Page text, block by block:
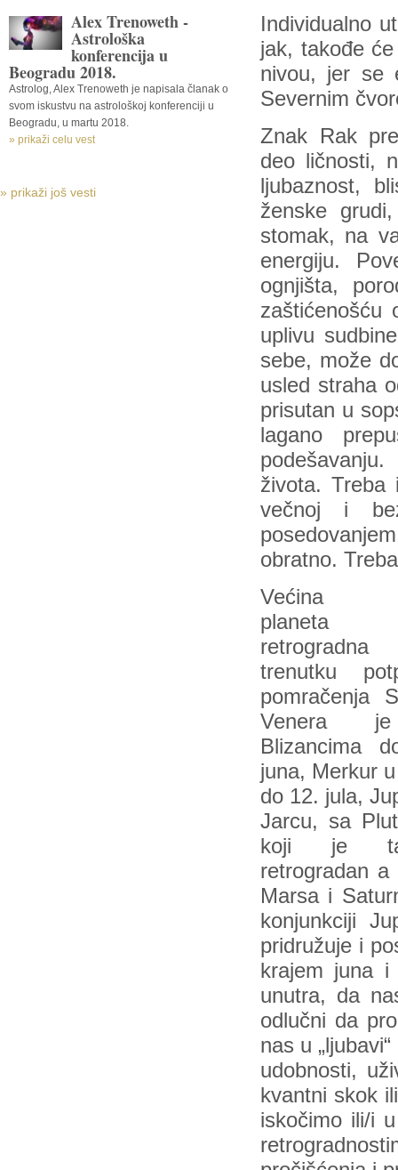
Alex Trenoweth -
Astrološka
konferencija u
Beogradu 2018.
Astrolog, Alex Trenoweth je napisala članak o
svom iskustvu na astrološkoj konferenciji u
Beogradu, u martu 2018.
» prikaži celu vest
» prikaži još vesti
Individualno
jak, takođe
nivou, jer se
Severnim
Znak Rak
deo ličnosti,
ljubaznost,
ženske
stomak, na
energiju.
ognjišta,
zaštićenošću
uplivu
sebe, može
usled straha
prisutan u
lagano
života. Treba
večnoj i
obratno.
Većina
trenutku
pomračenja
Venera
Blizancima
juna, Merkur
do 12. jula,
Jarcu, sa
koji je
retrogradan
Marsa i
konjunkciji
pridružuje i
krajem juna
unutra, da
odlučni da
nas u
udobnosti,
kvantni skok
iskočimo ili/i